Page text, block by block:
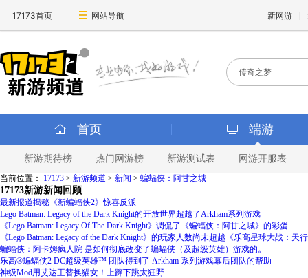
17173首页 网站导航 新网游
首页 端游
新游期待榜 热门网游榜 新游测试表 网游开服表
当前位置： 17173 > 新游频道 > 新闻 > 蝙蝠侠：阿甘之城
17173新游新闻回顾
最新报道揭秘《新蝙蝠侠2》惊喜反派
Lego Batman: Legacy of the Dark Knight的开放世界超越了Arkham系列游戏
《Lego Batman: Legacy Of The Dark Knight》调侃了《蝙蝠侠：阿甘之城》的彩蛋
《Lego Batman: Legacy of the Dark Knight》的玩家人数尚未超越《乐高星球大战：天
蝙蝠侠：阿卡姆疯人院 是如何彻底改变了蝙蝠侠（及超级英雄）游戏的。
乐高®蝙蝠侠2 DC超级英雄™ 团队得到了 Arkham 系列游戏幕后团队的帮助
神级Mod用艾达王替换猫女！上蹿下跳太狂野